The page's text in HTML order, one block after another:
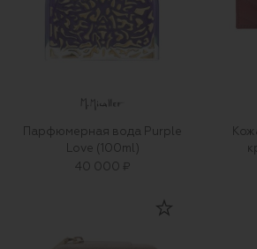
Парфюмерная вода Purple
Love (100ml)
40 000 ₽